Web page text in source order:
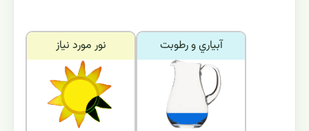
نور مورد نياز آبياري و رطوبت